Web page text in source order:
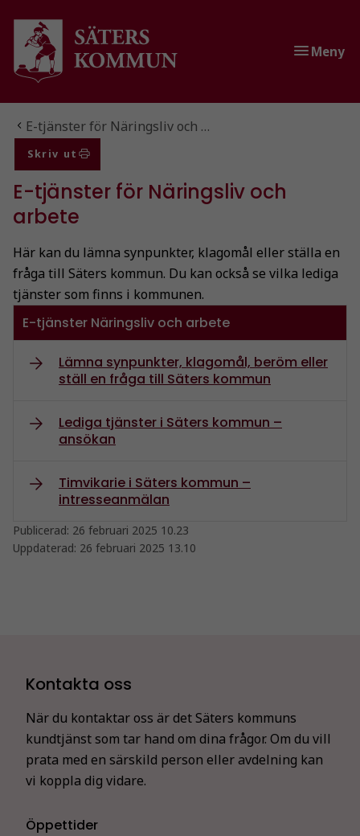
Gå till innehåll
Gå till huvudmeny
Meny
Du är här:
E-tjänster för Näringsliv och …
Skriv ut
E-tjänster för Näringsliv och
arbete
Här kan du lämna synpunkter, klagomål eller ställa en
fråga till Säters kommun. Du kan också se vilka lediga
tjänster som finns i kommunen.
E-tjänster Näringsliv och arbete
Lämna synpunkter, klagomål, beröm eller
ställ en fråga till Säters kommun
Lediga tjänster i Säters kommun –
ansökan
Timvikarie i Säters kommun –
intresseanmälan
Publicerad: 26 februari 2025 10.23
Uppdaterad: 26 februari 2025 13.10
Kontakta oss
När du kontaktar oss är det Säters kommuns
kundtjänst som tar hand om dina frågor. Om du vill
prata med en särskild person eller avdelning kan
vi koppla dig vidare.
Öppettider